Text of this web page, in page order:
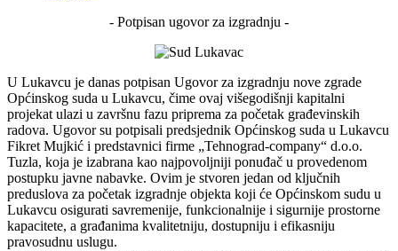
- Potpisan ugovor za izgradnju -
U Lukavcu je danas potpisan Ugovor za izgradnju nove zgrade
Općinskog suda u Lukavcu, čime ovaj višegodišnji kapitalni
projekat ulazi u završnu fazu priprema za početak građevinskih
radova. Ugovor su potpisali predsjednik Općinskog suda u Lukavcu
Fikret Mujkić i predstavnici firme „Tehnograd-company“ d.o.o.
Tuzla, koja je izabrana kao najpovoljniji ponuđač u provedenom
postupku javne nabavke. Ovim je stvoren jedan od ključnih
preduslova za početak izgradnje objekta koji će Općinskom sudu u
Lukavcu osigurati savremenije, funkcionalnije i sigurnije prostorne
kapacitete, a građanima kvalitetniju, dostupniju i efikasniju
pravosudnu uslugu.